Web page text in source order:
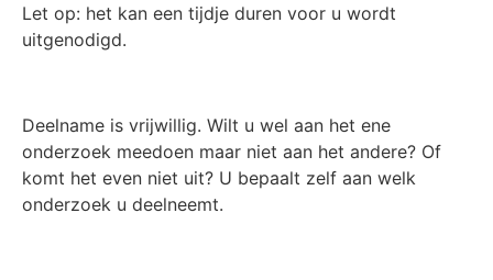
Let op: het kan een tijdje duren voor u wordt
uitgenodigd.
Deelname is vrijwillig. Wilt u wel aan het ene
onderzoek meedoen maar niet aan het andere? Of
komt het even niet uit? U bepaalt zelf aan welk
onderzoek u deelneemt.